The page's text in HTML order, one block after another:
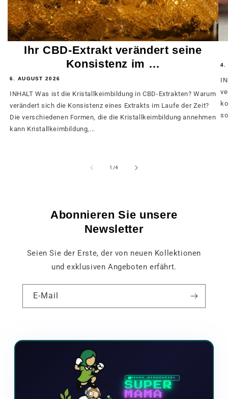
Ihr CBD-Extrakt verändert seine
Konsistenz im …
6. AUGUST 2026
INHALT Was ist die Kristallkeimbildung in CBD-Extrakten? Warum
verändert sich die Konsistenz eines Extrakts im Laufe der Zeit?
Die verschiedenen Formen, die die Kristallkeimbildung annehmen
kann Kristallkeimbildung,...
4.
1 /von
4
Abonnieren Sie unsere
Newsletter
Seien Sie der Erste, der von neuen Kollektionen
und exklusiven Angeboten erfährt.
E-Mail
NEUES VIDEOSPIEL
SUPER
MAMA